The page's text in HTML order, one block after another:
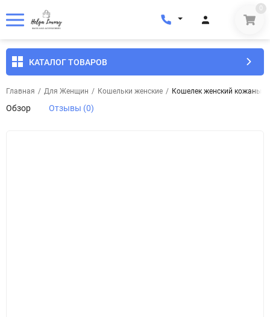
0
КАТАЛОГ ТОВАРОВ
Главная / Для Женщин / Кошельки женские / Кошелек женский кожаный
Обзор Отзывы (0)